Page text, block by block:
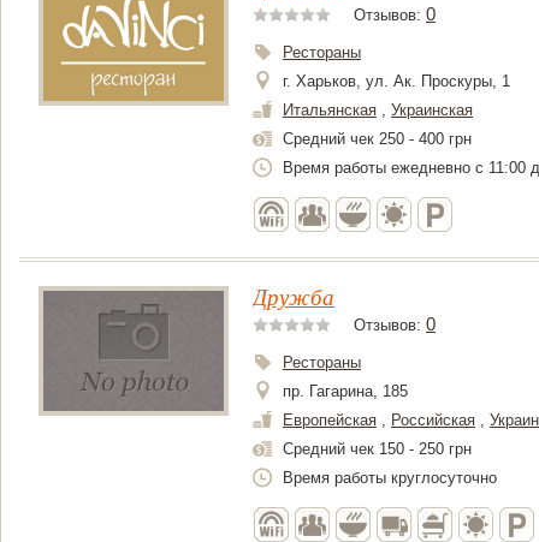
Отзывов: 0
Рестораны
г. Харьков, ул. Ак. Проскуры, 1
Итальянская , Украинская
Средний чек 250 - 400 грн
Время работы ежедневно с 11:00
Дружба
Отзывов: 0
Рестораны
пр. Гагарина, 185
Европейская , Российская ,
Средний чек 150 - 250 грн
Время работы круглосуточно